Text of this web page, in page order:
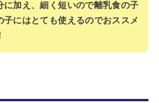
に加え、細く短いので離乳食の子
子にはとても使えるのでおススメ